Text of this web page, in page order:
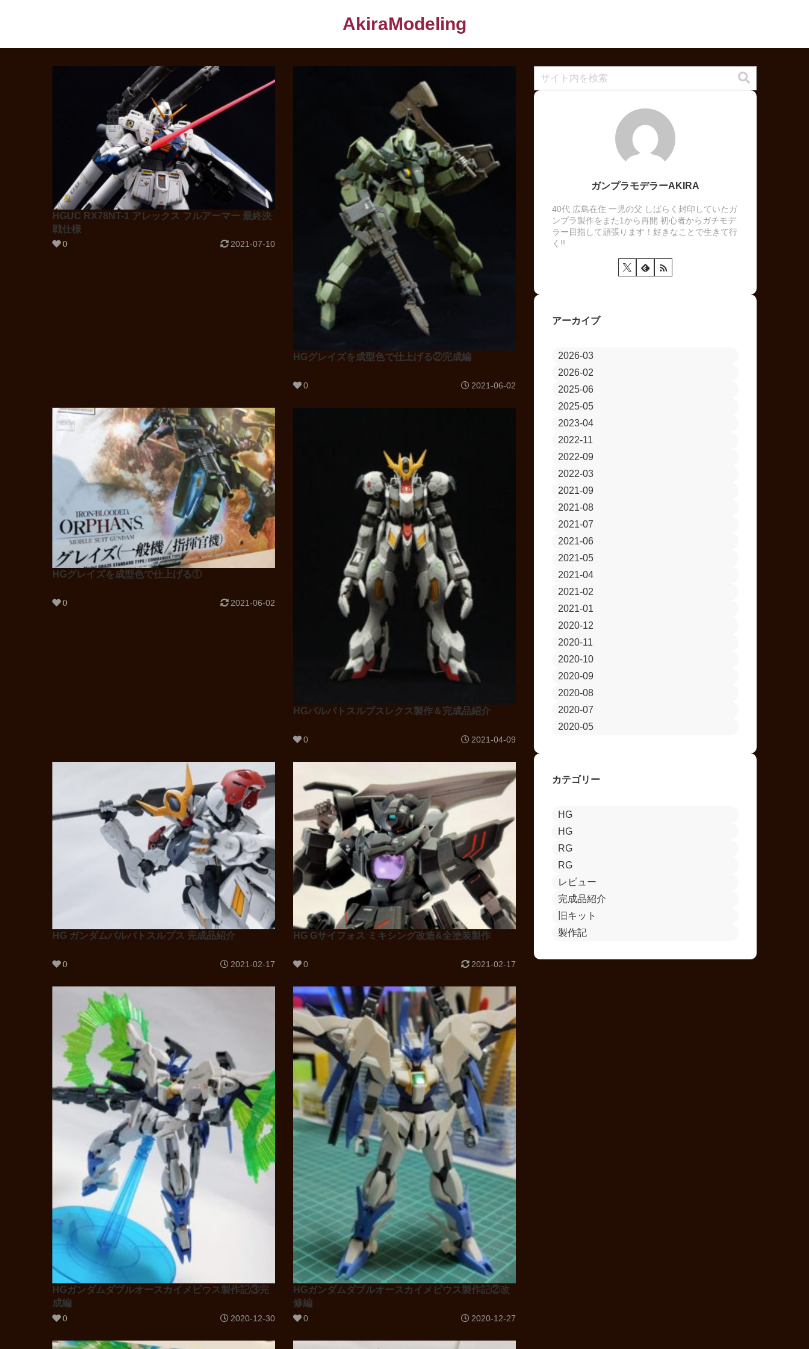
AkiraModeling
HGUC RX78NT-1 アレックス フルアーマー 最終決
戦仕様
0 2021-07-10
HGグレイズを成型色で仕上げる②完成編
0 2021-06-02
HGグレイズを成型色で仕上げる①
0 2021-06-02
HGバルバトスルプスレクス製作＆完成品紹介
0 2021-04-09
HG ガンダムバルバトスルプス 完成品紹介
0 2021-02-17
HG Gサイフォス ミキシング改造&全塗装製作
0 2021-02-17
HGガンダムダブルオースカイメビウス製作記③完
成編
0 2020-12-30
HGガンダムダブルオースカイメビウス製作記②改
修編
0 2020-12-27
ガンプラモデラーAKIRA
40代 広島在住 一児の父 しばらく封印していたガ
ンプラ製作をまた1から再開 初心者からガチモデ
ラー目指して頑張ります！好きなことで生きて行
く!!
アーカイブ
2026-03
2026-02
2025-06
2025-05
2023-04
2022-11
2022-09
2022-03
2021-09
2021-08
2021-07
2021-06
2021-05
2021-04
2021-02
2021-01
2020-12
2020-11
2020-10
2020-09
2020-08
2020-07
2020-05
カテゴリー
HG
HG
RG
RG
レビュー
完成品紹介
旧キット
製作記